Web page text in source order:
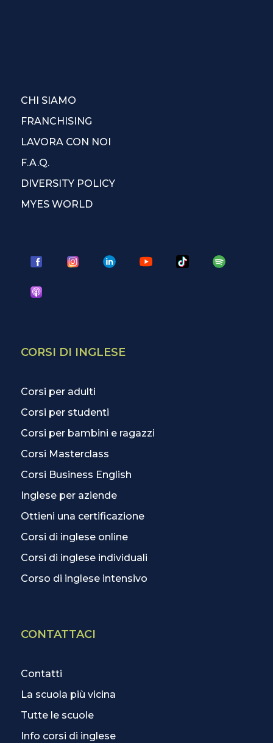
CHI SIAMO
FRANCHISING
LAVORA CON NOI
F.A.Q.
DIVERSITY POLICY
MYES WORLD
CORSI DI INGLESE
Corsi per adulti
Corsi per studenti
Corsi per bambini e ragazzi
Corsi Masterclass
Corsi Business English
Inglese per aziende
Ottieni una certificazione
Corsi di inglese online
Corsi di inglese individuali
Corso di inglese intensivo
CONTATTACI
Contatti
La scuola più vicina
Tutte le scuole
Info corsi di inglese